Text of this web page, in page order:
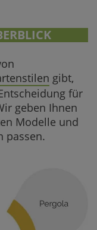
gibt,
für
geben Ihnen
Modelle und
passen.